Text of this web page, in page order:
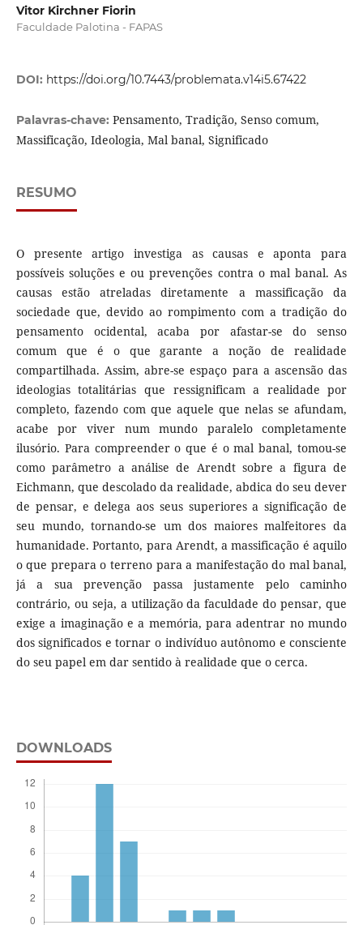
Vitor Kirchner Fiorin
Faculdade Palotina - FAPAS
DOI: https://doi.org/10.7443/problemata.v14i5.67422
Palavras-chave: Pensamento, Tradição, Senso comum,
Massificação, Ideologia, Mal banal, Significado
RESUMO
O presente artigo investiga as causas e aponta para
possíveis soluções e ou prevenções contra o mal banal. As
causas estão atreladas diretamente a massificação da
sociedade que, devido ao rompimento com a tradição do
pensamento ocidental, acaba por afastar-se do senso
comum que é o que garante a noção de realidade
compartilhada. Assim, abre-se espaço para a ascensão das
ideologias totalitárias que ressignificam a realidade por
completo, fazendo com que aquele que nelas se afundam,
acabe por viver num mundo paralelo completamente
ilusório. Para compreender o que é o mal banal, tomou-se
como parâmetro a análise de Arendt sobre a figura de
Eichmann, que descolado da realidade, abdica do seu dever
de pensar, e delega aos seus superiores a significação de
seu mundo, tornando-se um dos maiores malfeitores da
humanidade. Portanto, para Arendt, a massificação é aquilo
o que prepara o terreno para a manifestação do mal banal,
já a sua prevenção passa justamente pelo caminho
contrário, ou seja, a utilização da faculdade do pensar, que
exige a imaginação e a memória, para adentrar no mundo
dos significados e tornar o indivíduo autônomo e consciente
do seu papel em dar sentido à realidade que o cerca.
DOWNLOADS